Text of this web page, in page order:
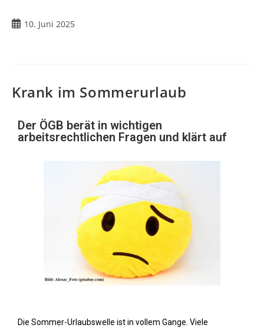
10. Juni 2025
Krank im Sommerurlaub
Der ÖGB berät in wichtigen
arbeitsrechtlichen Fragen und klärt auf
Die Sommer-Urlaubswelle ist in vollem Gange. Viele